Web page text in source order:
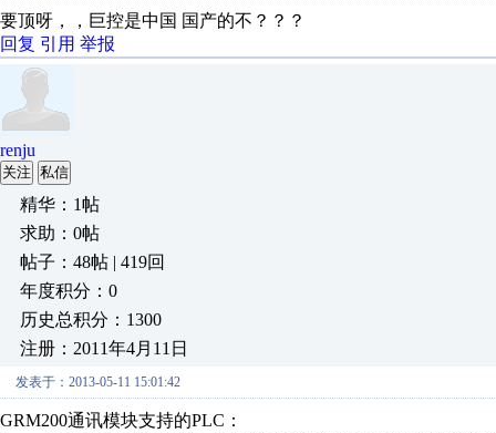
要顶呀，，巨控是中国 国产的不？？？
回复 引用 举报
renju
关注 私信
精华：1帖
求助：0帖
帖子：48帖 | 419回
年度积分：0
历史总积分：1300
注册：2011年4月11日
发表于：2013-05-11 15:01:42
GRM200通讯模块支持的PLC：